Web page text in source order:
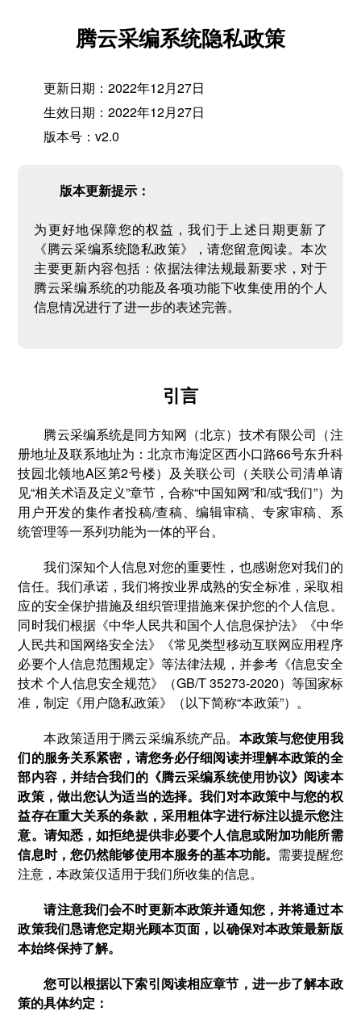
腾云采编系统隐私政策
更新日期：2022年12月27日
生效日期：2022年12月27日
版本号：v2.0
版本更新提示：
为更好地保障您的权益，我们于上述日期更新了
《腾云采编系统隐私政策》，请您留意阅读。本次
主要更新内容包括：依据法律法规最新要求，对于
腾云采编系统的功能及各项功能下收集使用的个人
信息情况进行了进一步的表述完善。
引言
腾云采编系统是同方知网（北京）技术有限公司（注
册地址及联系地址为：北京市海淀区西小口路66号东升科
技园北领地A区第2号楼）及关联公司（关联公司清单请
见“相关术语及定义”章节，合称“中国知网”和/或“我们”）为
用户开发的集作者投稿/查稿、编辑审稿、专家审稿、系
统管理等一系列功能为一体的平台。
我们深知个人信息对您的重要性，也感谢您对我们的
信任。我们承诺，我们将按业界成熟的安全标准，采取相
应的安全保护措施及组织管理措施来保护您的个人信息。
同时我们根据《中华人民共和国个人信息保护法》《中华
人民共和国网络安全法》《常见类型移动互联网应用程序
必要个人信息范围规定》等法律法规，并参考《信息安全
技术 个人信息安全规范》（GB/T 35273-2020）等国家标
准，制定《用户隐私政策》（以下简称“本政策”）。
本政策适用于腾云采编系统产品。 本政策与您使用我
们的服务关系紧密，请您务必仔细阅读并理解本政策的全
部内容，并结合我们的《腾云采编系统使用协议》阅读本
政策，做出您认为适当的选择。我们对本政策中与您的权
益存在重大关系的条款，采用粗体字进行标注以提示您注
意。请知悉，如拒绝提供非必要个人信息或附加功能所需
信息时，您仍然能够使用本服务的基本功能。 需要提醒您
注意，本政策仅适用于我们所收集的信息。
请注意我们会不时更新本政策并通知您，并将通过本
政策我们恳请您定期光顾本页面，以确保对本政策最新版
本始终保持了解。
您可以根据以下索引阅读相应章节，进一步了解本政
策的具体约定：